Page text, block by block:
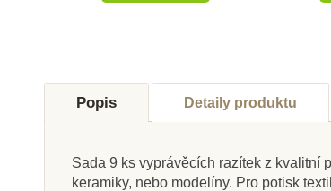
Popis Detaily produktu
Sada 9 ks vyprávěcích razítek z kvalitní
keramiky, nebo modelíny. Pro potisk